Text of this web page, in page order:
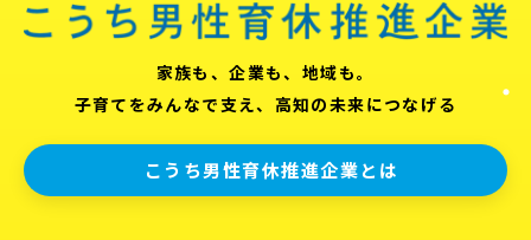
家族も、企業も、地域も。
子育てをみんなで支え、高知の未来につなげる
こうち男性育休推進企業とは